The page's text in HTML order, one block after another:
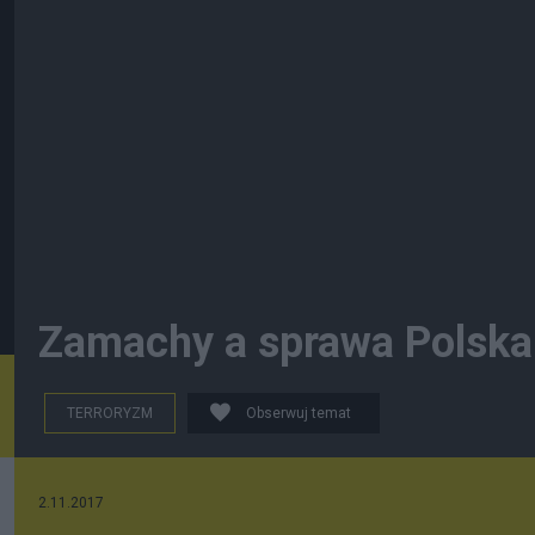
Zamachy a sprawa Polska
TERRORYZM Obserwuj temat
2.11.2017